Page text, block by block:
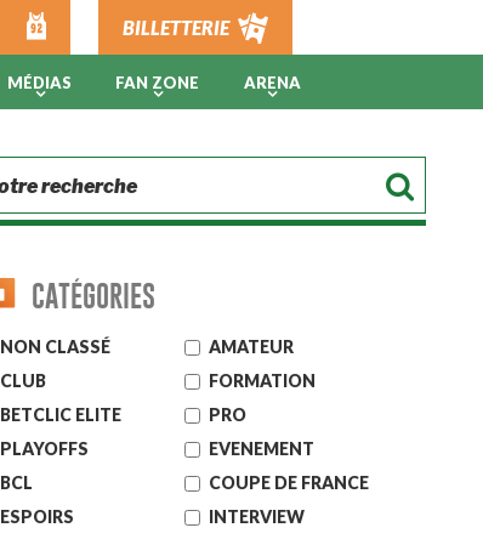
BILLETTERIE
MÉDIAS FAN ZONE ARENA
CATÉGORIES
NON CLASSÉ
AMATEUR
CLUB
FORMATION
BETCLIC ELITE
PRO
PLAYOFFS
EVENEMENT
BCL
COUPE DE FRANCE
ESPOIRS
INTERVIEW